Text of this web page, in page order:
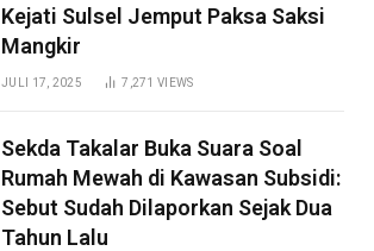
Kejati Sulsel Jemput Paksa Saksi
Mangkir
JULI 17, 2025 7,271VIEWS
Sekda Takalar Buka Suara Soal
Rumah Mewah di Kawasan Subsidi:
Sebut Sudah Dilaporkan Sejak Dua
Tahun Lalu